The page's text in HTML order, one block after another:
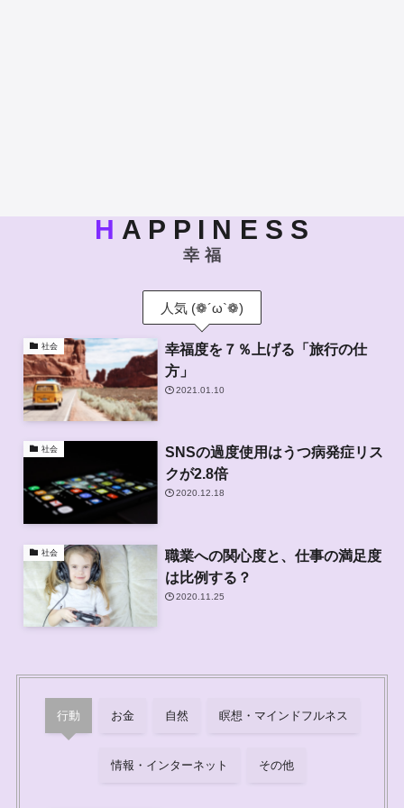
H A P P I N E S S
幸 福
人気 (❁´ω`❁)
社会
幸福度を７％上げる「旅行の仕
方」
2021.01.10
社会
SNSの過度使用はうつ病発症リス
クが2.8倍
2020.12.18
社会
職業への関心度と、仕事の満足度
は比例する？
2020.11.25
行動 お金 自然 瞑想・マインドフルネス
情報・インターネット その他